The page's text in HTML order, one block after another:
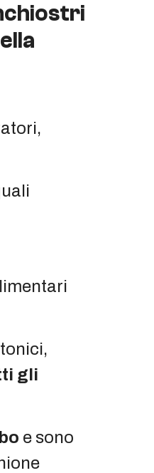
gli
e sono